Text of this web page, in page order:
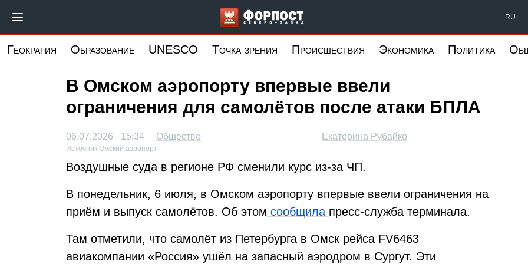
основному
Форпост Северо-Запад RU
Геократия Образование UNESCO Точка зрения Происшествия Экономика Политика
В Омском аэропорту впервые ввели
ограничения для самолётов после атаки БПЛА
Екатерина Рубайко
06.07.2026 - 15:34 —Общество
Источник:Омский аэропорт
Воздушные суда в регионе РФ сменили курс из-за ЧП.
В понедельник, 6 июля, в Омском аэропорту впервые ввели ограничения на
приём и выпуск самолётов. Об этом сообщила пресс-служба терминала.
Там отметили, что самолёт из Петербурга в Омск рейса FV6463
авиакомпании «Россия» ушёл на запасный аэродром в Сургут. Эти